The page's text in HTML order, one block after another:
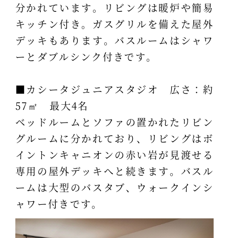
分かれています。リビングは暖炉や簡易
キッチン付き。ガスグリルを備えた屋外
デッキもあります。バスルームはシャワ
ーとダブルシンク付きです。
■カシータジュニアスタジオ 広さ：約
57㎡ 最大4名
ベッドルームとソファの置かれたリビン
グルームに分かれており、リビングはボ
イントンキャニオンの赤い岩が見渡せる
専用の屋外デッキへと続きます。バスル
ームは大型のバスタブ、ウォークインシ
ャワー付きです。